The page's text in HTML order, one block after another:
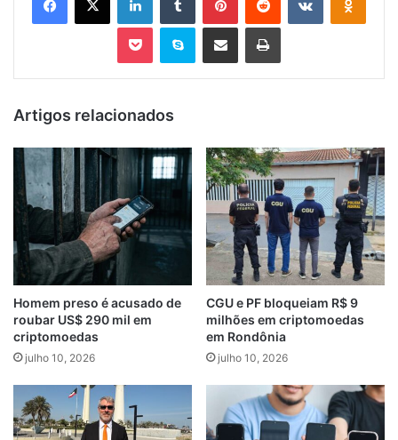
Pocket Skype Compartilhar via e-mail Imprimir
Artigos relacionados
Homem preso é acusado de
roubar US$ 290 mil em
criptomoedas
julho 10, 2026
CGU e PF bloqueiam R$ 9
milhões em criptomoedas
em Rondônia
julho 10, 2026